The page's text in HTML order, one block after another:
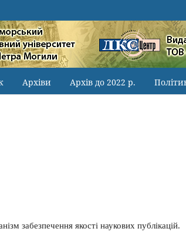
Архіви Архів до 2022 р.
забезпечення якості наукових публікацій.